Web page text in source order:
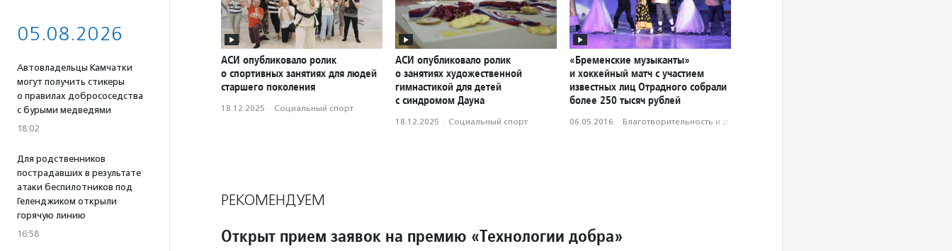
05.08.2026
Автовладельцы Камчатки
могут получить стикеры
о правилах добрососедства
с бурыми медведями
18:02
Для родственников
пострадавших в результате
атаки беспилотников под
Геленджиком открыли
горячую линию
16:58
АСИ опубликовало ролик
о спортивных занятиях для людей
старшего поколения
18.12.2025 · Социальный спорт
АСИ опубликовало ролик
о занятиях художественной
гимнастикой для детей
с синдромом Дауна
18.12.2025 · Социальный спорт
«Бременские музыканты»
и хоккейный матч с участием
известных лиц Отрадного собрали
более 250 тысяч рублей
06.05.2016 · Благотвори­тель­ность и доброволь­чест­во
РЕКОМЕНДУЕМ
Открыт прием заявок на премию «Технологии добра»